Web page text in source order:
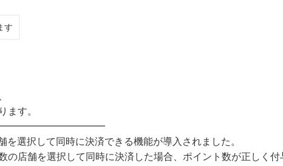
す
ます。
を選択して同時に決済できる機能が導入されました。
の店舗を選択して同時に決済した場合、ポイント数が正しく